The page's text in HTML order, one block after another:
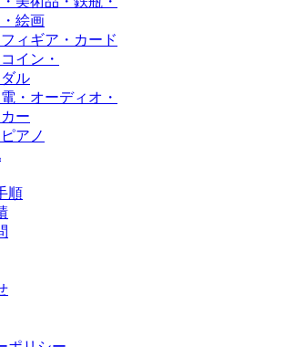
絵画
ィギア・カード
イン・
ル
・オーディオ・
ー
アノ
順